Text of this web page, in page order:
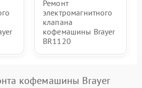
Ремонт
электромагнитного
клапана
кофемашины Brayer
BR1120
кофемашины Brayer